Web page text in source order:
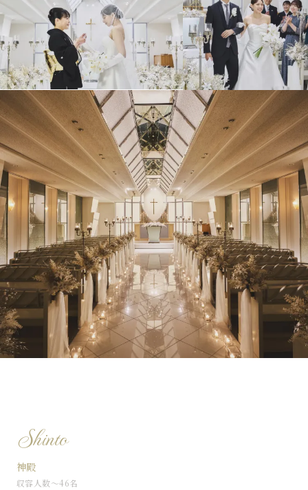
Shinto
神殿
収容人数〜46名